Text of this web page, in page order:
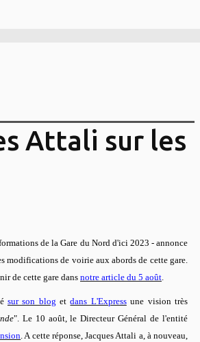
Attali sur les
de la Gare du Nord d'ici 2023 - annonce
modifications de voirie aux abords de cette gare.
de cette gare dans notre article du 5 août
sur son blog et dans L'Express une vision très
". Le 10 août, le Directeur Général de l'entité
. A cette réponse, Jacques Attali a, à nouveau,